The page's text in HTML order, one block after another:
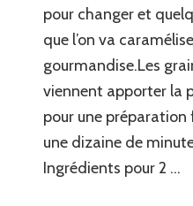
pour changer et
que l’on va
gourmandise.Les
viennent apporter la
pour une préparation
une dizaine de
Ingrédients pour 2 …